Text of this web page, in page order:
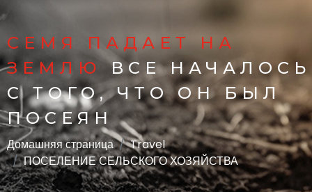
СЕМЯ ПАДАЕТ НА
ЗЕМЛЮ ВСЕ НАЧАЛОСЬ
С ТОГО, ЧТО ОН БЫЛ
ПОСЕЯН
Домашняя страница
Travel
ПОСЕЛЕНИЕ СЕЛЬСКОГО ХОЗЯЙСТВА